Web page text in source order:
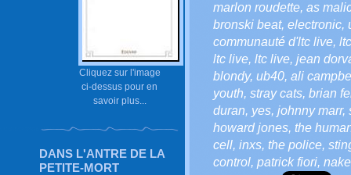
Cliquez sur l'image
ci-dessus pour en
savoir plus...
DANS L'ANTRE DE LA
PETITE-MORT
marlon roudette, as
bronski beat, electronic,
communauté d'ltc live,
ltc live, ltc live, jean
blondy, ub40, ali
youth, stray cats, brian
duran, yes, johnny marr,
howard jones, the
cell, inxs, the police,
control, patrick fiori,